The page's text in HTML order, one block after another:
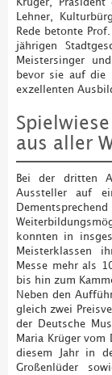
Lehner,
Rede betonte
jährigen
Meistersinger
bevor sie auf die
exzellenten
aus aller
Bei der dritten
Aussteller auf
konnten in
Meisterklassen
Messe mehr als
bis hin zum
Neben den
gleich zwei
der Deutsche
Maria Krüger vom
diesem Jahr in
Großenlüder